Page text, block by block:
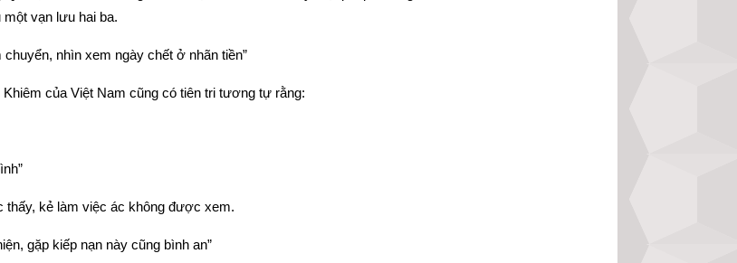
vạn lưu hai ba.
nhìn xem ngày chết ở nhãn tiền”
của Việt Nam cũng có tiên tri tương tự rằng:
thấy, kẻ làm việc ác không được xem.
gặp kiếp nạn này cũng bình an”